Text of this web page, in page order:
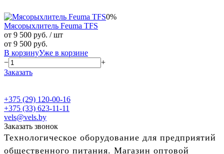
0%
Мясорыхлитель Feuma TFS
от 9 500 руб. / шт
от 9 500 руб.
В корзинуУже в корзине
−
+
Заказать
+375 (29) 120-00-16
+375 (33) 623-11-11
vels@vels.by
Заказать звонок
Технологическое оборудование для предприятий
общественного питания. Магазин оптовой